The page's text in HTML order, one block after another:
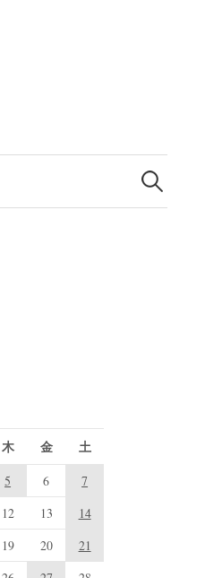
検
索:
木 金 土
5 6
7
12 13
14
19 20
21